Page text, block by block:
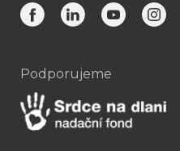
Podporujeme